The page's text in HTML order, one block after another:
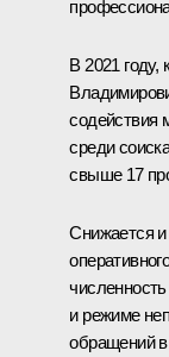
В 2021
содействия
среди
свыше 17
Снижается и
и режиме
обращений